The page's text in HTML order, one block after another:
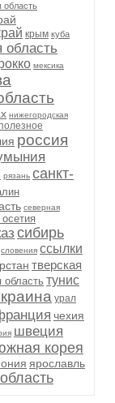
область
крым куба
область
мексика
нижегородская
россия
рязань санкт-
северная
сибирь
словения ссылки
тверская
область тунис
урал
чехия
швеция
корея
ярославль